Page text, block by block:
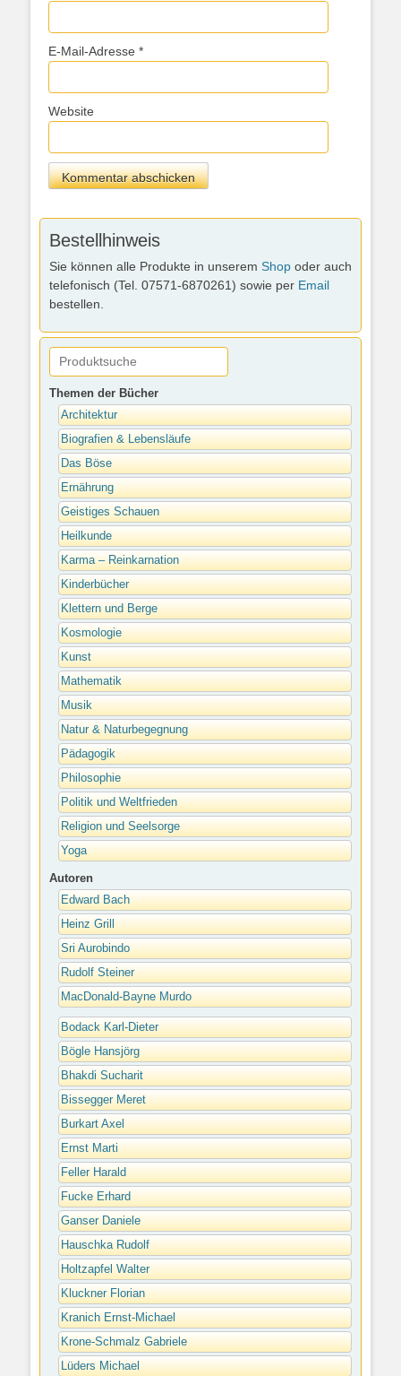
E-Mail-Adresse *
Website
Bestellhinweis
Sie können alle Produkte in unserem Shop oder auch
telefonisch (Tel. 07571-6870261) sowie per Email
bestellen.
Themen der Bücher
Architektur
Biografien & Lebensläufe
Das Böse
Ernährung
Geistiges Schauen
Heilkunde
Karma – Reinkarnation
Kinderbücher
Klettern und Berge
Kosmologie
Kunst
Mathematik
Musik
Natur & Naturbegegnung
Pädagogik
Philosophie
Politik und Weltfrieden
Religion und Seelsorge
Yoga
Autoren
Edward Bach
Heinz Grill
Sri Aurobindo
Rudolf Steiner
MacDonald-Bayne Murdo
Bodack Karl-Dieter
Bögle Hansjörg
Bhakdi Sucharit
Bissegger Meret
Burkart Axel
Ernst Marti
Feller Harald
Fucke Erhard
Ganser Daniele
Hauschka Rudolf
Holtzapfel Walter
Kluckner Florian
Kranich Ernst-Michael
Krone-Schmalz Gabriele
Lüders Michael